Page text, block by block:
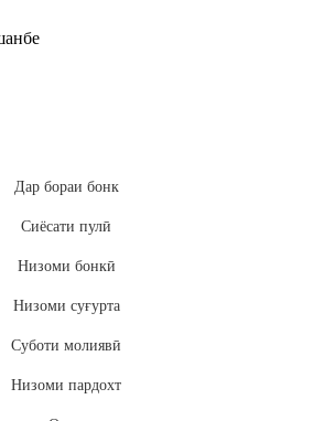
Дар бораи бонк
Сиёсати пулӣ
Низоми бонкӣ
Низоми суғурта
Суботи молиявӣ
Низоми пардохт